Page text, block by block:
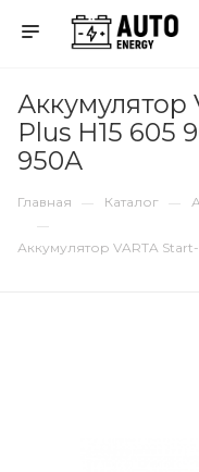
Аккумулятор
Plus H15 605
950А
Главная — Каталог —
—
Аккумулятор VARTA Start-